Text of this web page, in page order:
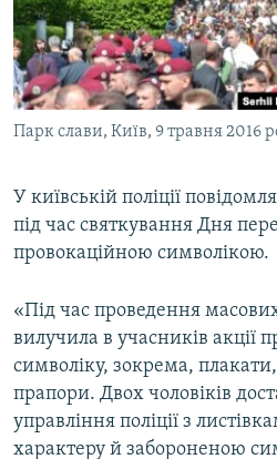
ВІДЕОУРОКИ «ELIFBE»
СВІДЧЕННЯ ОКУПАЦІЇ
УКРАЇНСЬКА ПРОБЛЕМА КРИМУ
ІНФОГРАФІКА
Русский
Qırımtatar
ДОЛУЧАЙСЯ!
Усі сайти RFE/RL
Парк слави, Київ, 9 травня 2016
У київській поліції
під час святкування Дня
провокаційною символікою.
«Під час проведення масових
вилучила в учасників акції
символіку, зокрема, плакати,
прапори. Двох чоловіків
управління поліції з
характеру й забороненою